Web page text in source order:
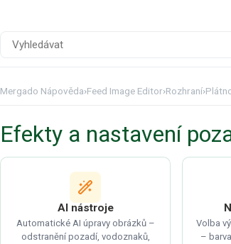
Mergado Nápověda›Feed Image Editor›Rozhraní›
Efekty a nastavení
AI nástroje
Automatické AI úpravy obrázků –
odstranění pozadí, vodoznaků,
Volba
–